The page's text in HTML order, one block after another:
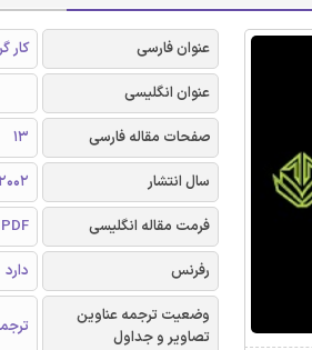
عنوان فارسی
کار
عنوان انگلیسی
صفحات مقاله فارسی
13
سال انتشار
فرمت مقاله انگلیسی
PDF
رفرنس
دارد
وضعیت ترجمه عناوین
تصاویر و جداول